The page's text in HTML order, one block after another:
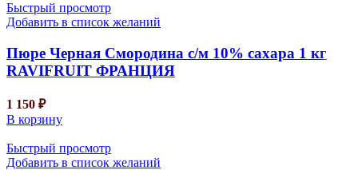
Быстрый просмотр
Добавить в список желаний
Пюре Черная Смородина с/м 10% сахара 1 кг
RAVIFRUIT ФРАНЦИЯ
1 150 ₽
В корзину
Быстрый просмотр
Добавить в список желаний